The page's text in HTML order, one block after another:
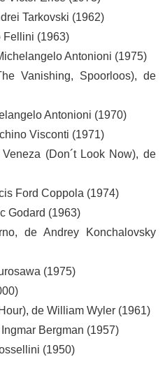
Tarkovski (1962)
Fellini (1963)
Antonioni (1975)
Vanishing, Spoorloos), de
Antonioni (1970)
Visconti (1971)
(Don´t Look Now), de
Ford Coppola (1974)
Godard (1963)
de Andrey Konchalovsky
(1975)
de William Wyler (1961)
Bergman (1957)
(1950)